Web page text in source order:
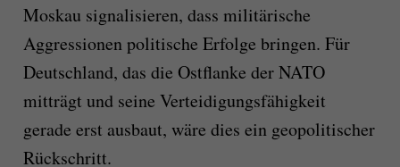
Moskau signalisieren, dass militärische
Aggressionen politische Erfolge bringen. Für
Deutschland, das die Ostflanke der NATO
mitträgt und seine Verteidigungsfähigkeit
gerade erst ausbaut, wäre dies ein geopolitischer
Rückschritt.